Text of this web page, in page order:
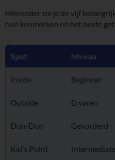
Hieronder zie je de vijf
hun kenmerken en het beste
Spot Niveau
Inside Beginner
Outside Ervaren
Don-Don Gevorderd
Kid’s Point